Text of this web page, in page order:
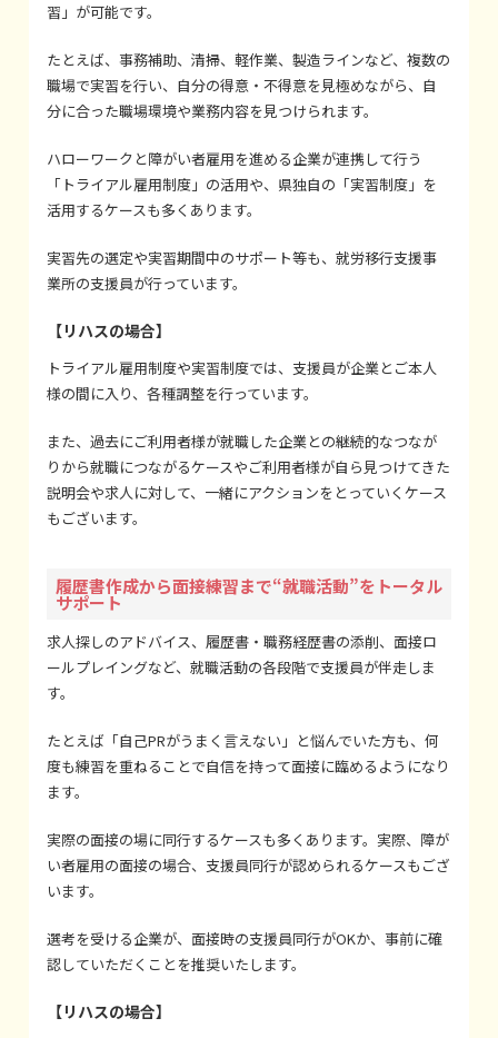
習」が可能です。
たとえば、事務補助、清掃、軽作業、製造ラインなど、複数の
職場で実習を行い、自分の得意・不得意を見極めながら、自
分に合った職場環境や業務内容を見つけられます。
ハローワークと障がい者雇用を進める企業が連携して行う
「トライアル雇用制度」の活用や、県独自の「実習制度」を
活用するケースも多くあります。
実習先の選定や実習期間中のサポート等も、就労移行支援事
業所の支援員が行っています。
【リハスの場合】
トライアル雇用制度や実習制度では、支援員が企業とご本人
様の間に入り、各種調整を行っています。
また、過去にご利用者様が就職した企業との継続的なつなが
りから就職につながるケースやご利用者様が自ら見つけてきた
説明会や求人に対して、一緒にアクションをとっていくケース
もございます。
履歴書作成から面接練習まで“就職活動”をトータル
サポート
求人探しのアドバイス、履歴書・職務経歴書の添削、面接ロ
ールプレイングなど、就職活動の各段階で支援員が伴走しま
す。
たとえば「自己PRがうまく言えない」と悩んでいた方も、何
度も練習を重ねることで自信を持って面接に臨めるようになり
ます。
実際の面接の場に同行するケースも多くあります。実際、障が
い者雇用の面接の場合、支援員同行が認められるケースもござ
います。
選考を受ける企業が、面接時の支援員同行がOKか、事前に確
認していただくことを推奨いたします。
【リハスの場合】